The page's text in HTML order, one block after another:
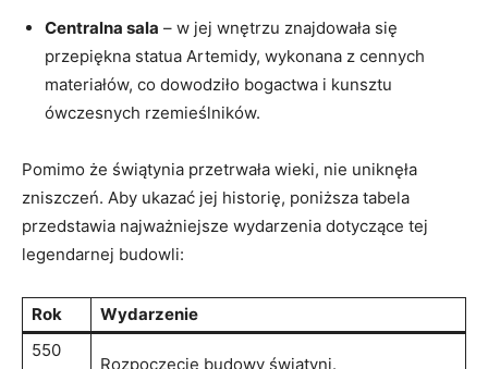
Centralna sala – w jej wnętrzu znajdowała się
przepiękna statua Artemidy, wykonana z cennych
materiałów, co dowodziło bogactwa i kunsztu
ówczesnych rzemieślników.
Pomimo że świątynia przetrwała wieki, nie uniknęła
zniszczeń. Aby ukazać jej historię, poniższa tabela
przedstawia najważniejsze wydarzenia dotyczące tej
legendarnej budowli:
Rok
Wydarzenie
550
Rozpoczęcie budowy świątyni.